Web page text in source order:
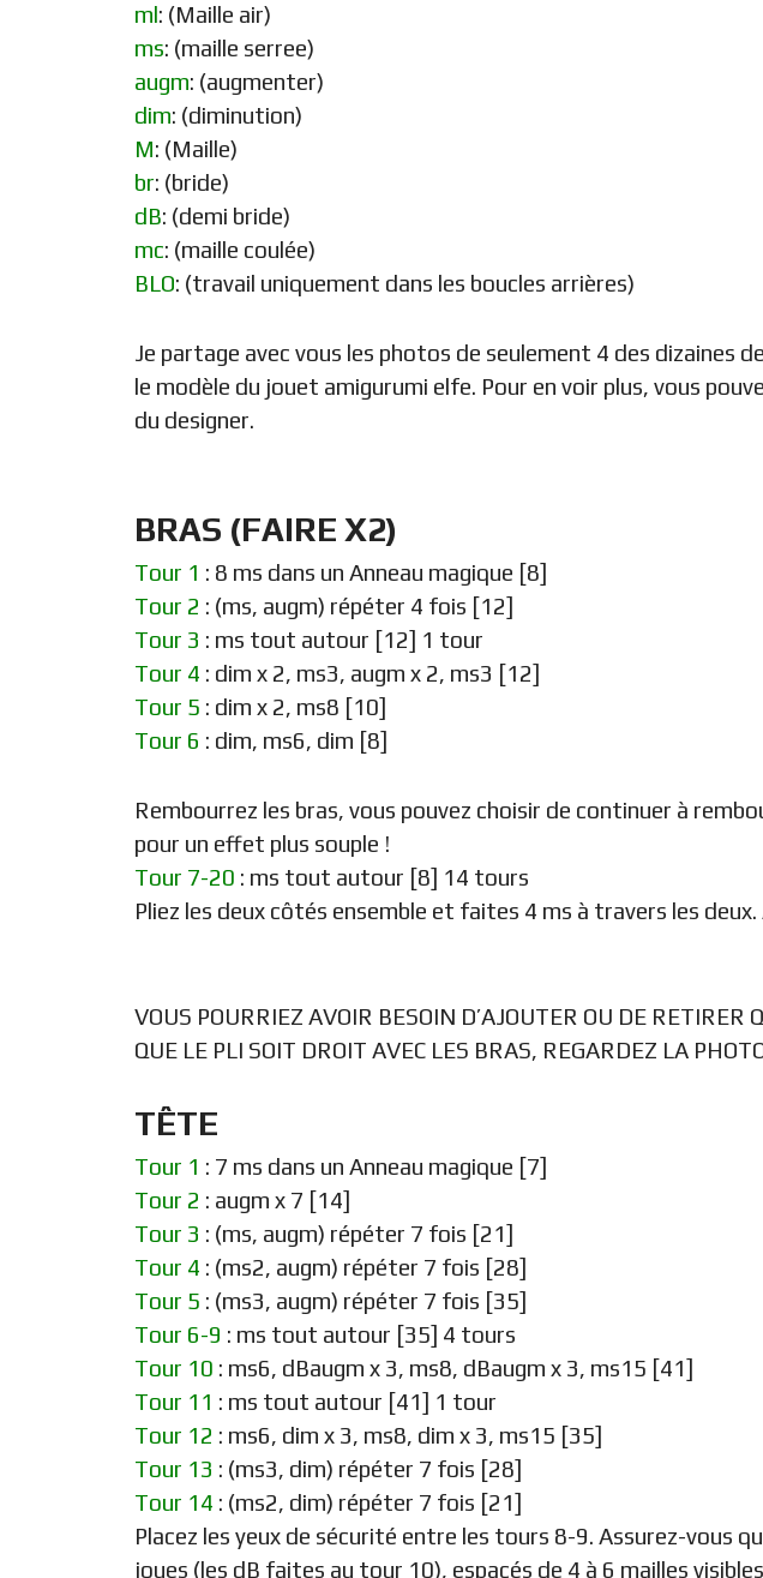
ml: (Maille air)
ms: (maille serree)
augm: (augmenter)
dim: (diminution)
M: (Maille)
br: (bride)
dB: (demi bride)
mc: (maille coulée)
BLO: (travail uniquement dans les boucles arrières)
Je partage avec vous les photos de seulement 4 des dizaines
le modèle du jouet amigurumi elfe. Pour en voir plus, vous
du designer.
BRAS (FAIRE X2)
Tour 1 : 8 ms dans un Anneau magique [8]
Tour 2 : (ms, augm) répéter 4 fois [12]
Tour 3 : ms tout autour [12] 1 tour
Tour 4 : dim x 2, ms3, augm x 2, ms3 [12]
Tour 5 : dim x 2, ms8 [10]
Tour 6 : dim, ms6, dim [8]
Rembourrez les bras, vous pouvez choisir de continuer à
pour un effet plus souple !
Tour 7-20 : ms tout autour [8] 14 tours
Pliez les deux côtés ensemble et faites 4 ms à travers les
VOUS POURRIEZ AVOIR BESOIN D’AJOUTER OU DE RETIRER
QUE LE PLI SOIT DROIT AVEC LES BRAS, REGARDEZ LA
TÊTE
Tour 1 : 7 ms dans un Anneau magique [7]
Tour 2 : augm x 7 [14]
Tour 3 : (ms, augm) répéter 7 fois [21]
Tour 4 : (ms2, augm) répéter 7 fois [28]
Tour 5 : (ms3, augm) répéter 7 fois [35]
Tour 6-9 : ms tout autour [35] 4 tours
Tour 10 : ms6, dBaugm x 3, ms8, dBaugm x 3, ms15 [41]
Tour 11 : ms tout autour [41] 1 tour
Tour 12 : ms6, dim x 3, ms8, dim x 3, ms15 [35]
Tour 13 : (ms3, dim) répéter 7 fois [28]
Tour 14 : (ms2, dim) répéter 7 fois [21]
Placez les yeux de sécurité entre les tours 8-9. Assurez-vous
joues (les dB faites au tour 10), espacés de 4 à 6 mailles